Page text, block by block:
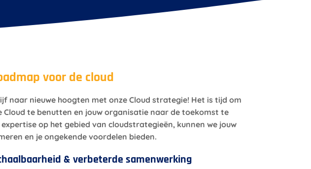
voor de cloud
naar nieuwe hoogten met onze Cloud strategie! Het is tijd om
Cloud te benutten en jouw organisatie naar de toekomst te
expertise op het gebied van cloudstrategieën, kunnen we jouw
en je ongekende voordelen bieden.
& verbeterde samenwerking